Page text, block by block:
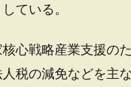
ている。
心戦略産業支援の
税の減免などを主